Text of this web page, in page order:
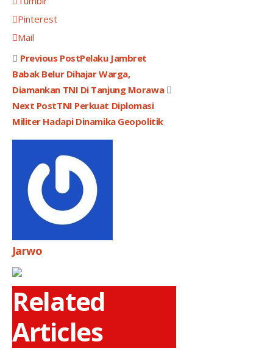
Pinterest
Mail
Previous PostPelaku Jambret
Babak Belur Dihajar Warga,
Diamankan TNI Di Tanjung Morawa
Next PostTNI Perkuat Diplomasi
Militer Hadapi Dinamika Geopolitik
Jarwo
Related
Articles